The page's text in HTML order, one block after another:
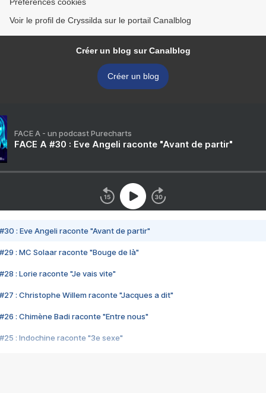
Voir le profil de Cryssilda sur le portail Canalblog
Créer un blog sur Canalblog
Créer un blog
FACE A - un podcast Purecharts
FACE A #30 : Eve Angeli raconte "Avant de partir"
#30 : Eve Angeli raconte "Avant de partir"
#29 : MC Solaar raconte "Bouge de là"
#28 : Lorie raconte "Je vais vite"
#27 : Christophe Willem raconte "Jacques a dit"
#26 : Chimène Badi raconte "Entre nous"
#25 : Indochine raconte "3e sexe"